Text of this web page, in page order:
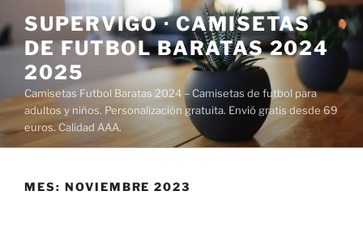
al
contenido
SUPERVIGO · CAMISETAS
DE FUTBOL BARATAS 2024
2025
Camisetas Futbol Baratas 2024 – Camisetas de futbol para
adultos y niños. Personalización gratuita. Envió gratis desde 69
euros. Calidad AAA.
MES: NOVIEMBRE 2023